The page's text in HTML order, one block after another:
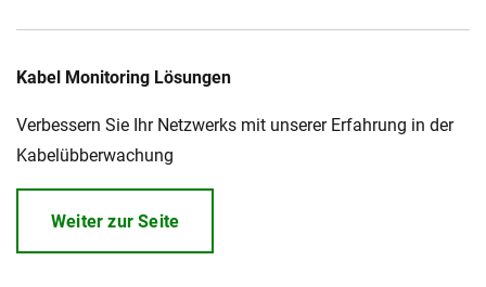
Kabel Monitoring Lösungen
Verbessern Sie Ihr Netzwerks mit unserer Erfahrung in der
Kabelübberwachung
Weiter zur Seite